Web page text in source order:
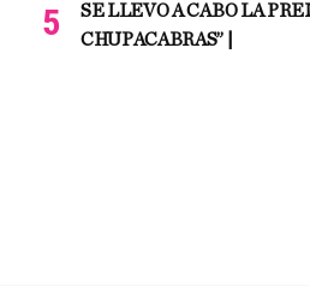
SE LLEVO A CABO LA
CHUPACABRAS” |